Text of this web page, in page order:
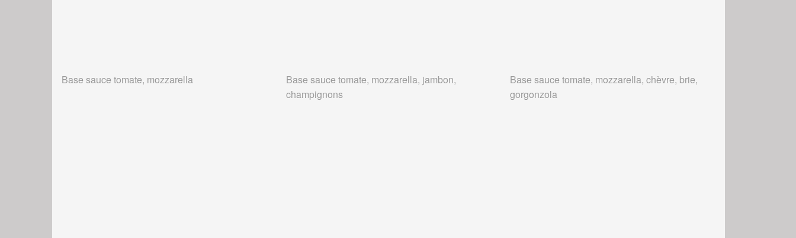
Base sauce tomate, mozzarella
Base sauce tomate, mozzarella, jambon,
champignons
Base sauce tomate, mozzarella, chèvre, brie,
gorgonzola